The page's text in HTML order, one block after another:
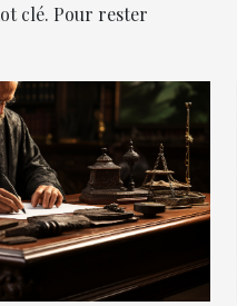
clé. Pour rester